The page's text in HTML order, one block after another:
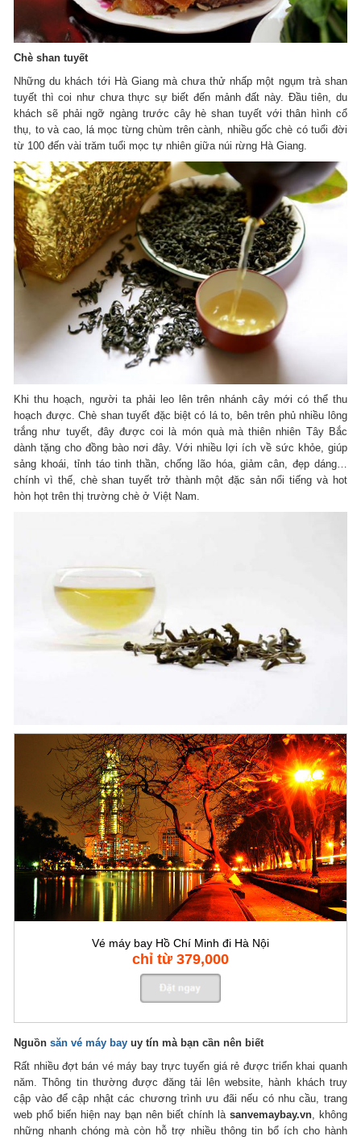
Chè shan tuyết
Những du khách tới Hà Giang mà chưa thử nhấp một ngụm trà shan
tuyết thì coi như chưa thực sự biết đến mảnh đất này. Đầu tiên, du
khách sẽ phải ngỡ ngàng trước cây hè shan tuyết với thân hình cổ
thụ, to và cao, lá mọc từng chùm trên cành, nhiều gốc chè có tuổi đời
từ 100 đến vài trăm tuổi mọc tự nhiên giữa núi rừng Hà Giang.
Khi thu hoạch, người ta phải leo lên trên nhánh cây mới có thể thu
hoạch được. Chè shan tuyết đặc biệt có lá to, bên trên phủ nhiều lông
trắng như tuyết, đây được coi là món quà mà thiên nhiên Tây Bắc
dành tặng cho đồng bào nơi đây. Với nhiều lợi ích về sức khỏe, giúp
sảng khoái, tỉnh táo tinh thần, chống lão hóa, giảm cân, đẹp dáng…
chính vì thế, chè shan tuyết trở thành một đặc sản nổi tiếng và hot
hòn họt trên thị trường chè ở Việt Nam.
Vé máy bay Hồ Chí Minh đi Hà Nội
chỉ từ 379,000
Nguồnsăn vé máy bay uy tín mà bạn cần nên biết
Rất nhiều đợt bán vé máy bay trực tuyến giá rẻ được triển khai quanh
năm. Thông tin thường được đăng tải lên website, hành khách truy
cập vào để cập nhật các chương trình ưu đãi nếu có nhu cầu, trang
web phổ biến hiện nay bạn nên biết chính là sanvemaybay.vn, không
những nhanh chóng mà còn hỗ trợ nhiều thông tin bổ ích cho hành